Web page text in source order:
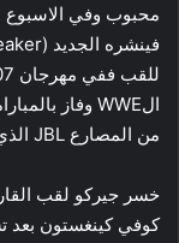
من المصارع JBL الذي كان معلقاً على المباراة واحتفظ اورتن بلقبه .
كوفي كينغستون بعد